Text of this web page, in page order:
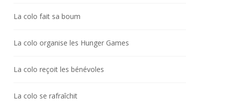
La colo fait sa boum
La colo organise les Hunger Games
La colo reçoit les bénévoles
La colo se rafraîchit